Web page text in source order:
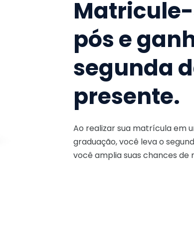
pós e
segunda
presente.
Ao realizar sua matrícula em
graduação, você leva o
você amplia suas chances de